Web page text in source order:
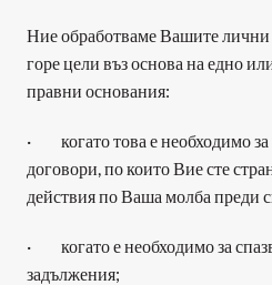
Ние обработваме Вашите лични
горе цели въз основа на едно
правни основания:
·         когато това е
договори, по които Вие сте
действия по Ваша молба преди
·         когато е необходимо за
задължения;